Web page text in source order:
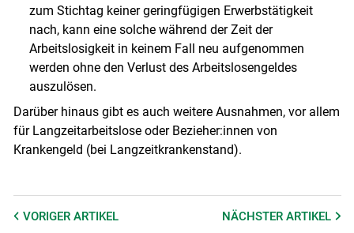
zum Stichtag keiner geringfügigen Erwerbstätigkeit
nach, kann eine solche während der Zeit der
Arbeitslosigkeit in keinem Fall neu aufgenommen
werden ohne den Verlust des Arbeitslosengeldes
auszulösen.
Darüber hinaus gibt es auch weitere Ausnahmen, vor allem
für Langzeitarbeitslose oder Bezieher:innen von
Krankengeld (bei Langzeitkrankenstand).
VORIGER ARTIKEL NÄCHSTERARTIKEL